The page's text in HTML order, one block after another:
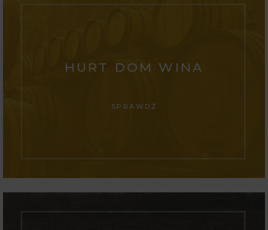
HURT DOM WINA
SPRAWDŹ